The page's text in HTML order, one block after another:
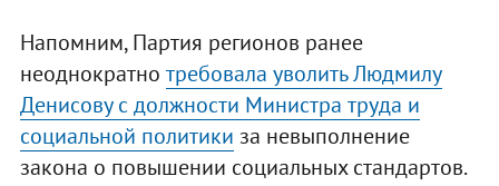
Напомним, Партия регионов ранее
неоднократно требовала уволить Людмилу
Денисову с должности Министра труда и
социальной политики за невыполнение
закона о повышении социальных стандартов.